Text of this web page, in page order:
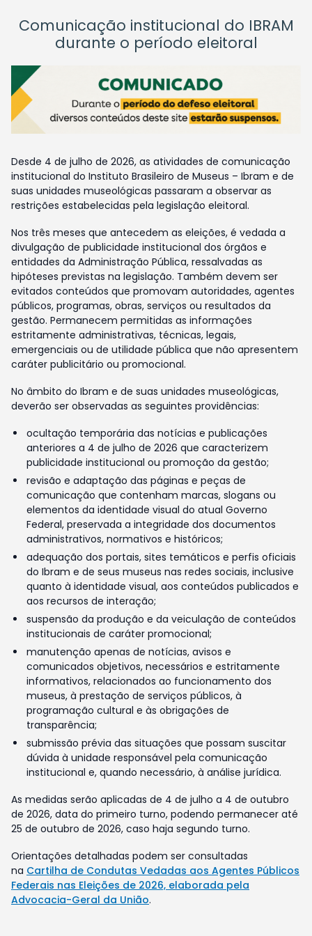
Comunicação institucional do IBRAM
durante o período eleitoral
Desde 4 de julho de 2026, as atividades de comunicação
institucional do Instituto Brasileiro de Museus – Ibram e de
suas unidades museológicas passaram a observar as
restrições estabelecidas pela legislação eleitoral.
Nos três meses que antecedem as eleições, é vedada a
divulgação de publicidade institucional dos órgãos e
entidades da Administração Pública, ressalvadas as
hipóteses previstas na legislação. Também devem ser
evitados conteúdos que promovam autoridades, agentes
públicos, programas, obras, serviços ou resultados da
gestão. Permanecem permitidas as informações
estritamente administrativas, técnicas, legais,
emergenciais ou de utilidade pública que não apresentem
caráter publicitário ou promocional.
No âmbito do Ibram e de suas unidades museológicas,
deverão ser observadas as seguintes providências:
ocultação temporária das notícias e publicações
anteriores a 4 de julho de 2026 que caracterizem
publicidade institucional ou promoção da gestão;
revisão e adaptação das páginas e peças de
comunicação que contenham marcas, slogans ou
elementos da identidade visual do atual Governo
Federal, preservada a integridade dos documentos
administrativos, normativos e históricos;
adequação dos portais, sites temáticos e perfis oficiais
do Ibram e de seus museus nas redes sociais, inclusive
quanto à identidade visual, aos conteúdos publicados e
aos recursos de interação;
suspensão da produção e da veiculação de conteúdos
institucionais de caráter promocional;
manutenção apenas de notícias, avisos e
comunicados objetivos, necessários e estritamente
informativos, relacionados ao funcionamento dos
museus, à prestação de serviços públicos, à
programação cultural e às obrigações de
transparência;
submissão prévia das situações que possam suscitar
dúvida à unidade responsável pela comunicação
institucional e, quando necessário, à análise jurídica.
As medidas serão aplicadas de 4 de julho a 4 de outubro
de 2026, data do primeiro turno, podendo permanecer até
25 de outubro de 2026, caso haja segundo turno.
Orientações detalhadas podem ser consultadas
na Cartilha de Condutas Vedadas aos Agentes Públicos
Federais nas Eleições de 2026, elaborada pela
Advocacia-Geral da União.